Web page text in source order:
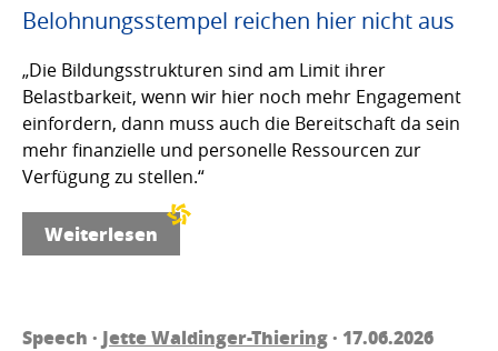
Belohnungsstempel reichen hier nicht aus
„Die Bildungsstrukturen sind am Limit ihrer
Belastbarkeit, wenn wir hier noch mehr Engagement
einfordern, dann muss auch die Bereitschaft da sein
mehr finanzielle und personelle Ressourcen zur
Verfügung zu stellen.“
Weiterlesen
Speech · Jette Waldinger-Thiering· 17.06.2026